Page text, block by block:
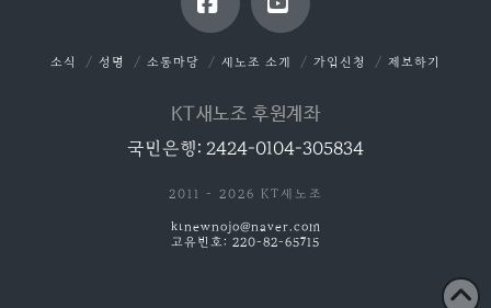
FacebookYouTube
소식 성명 소통마당 새노조 소개 가입신청 제보하기
KT새노조 후원계좌
국민은행: 2424-0104-305834
2011 - 2026 KT새노조
ktnewnojo@naver.com
고유번호: 220-82-65715